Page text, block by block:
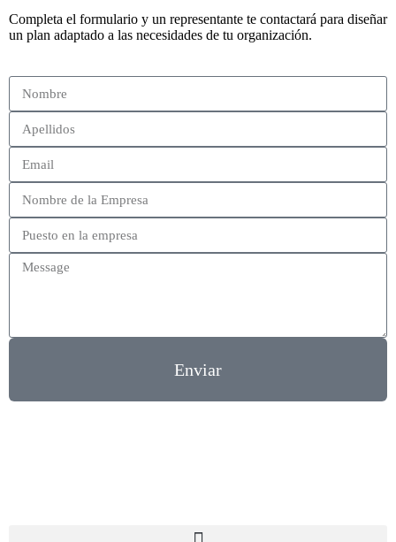
Completa el formulario y un representante te contactará para diseñar
un plan adaptado a las necesidades de tu organización.
Enviar